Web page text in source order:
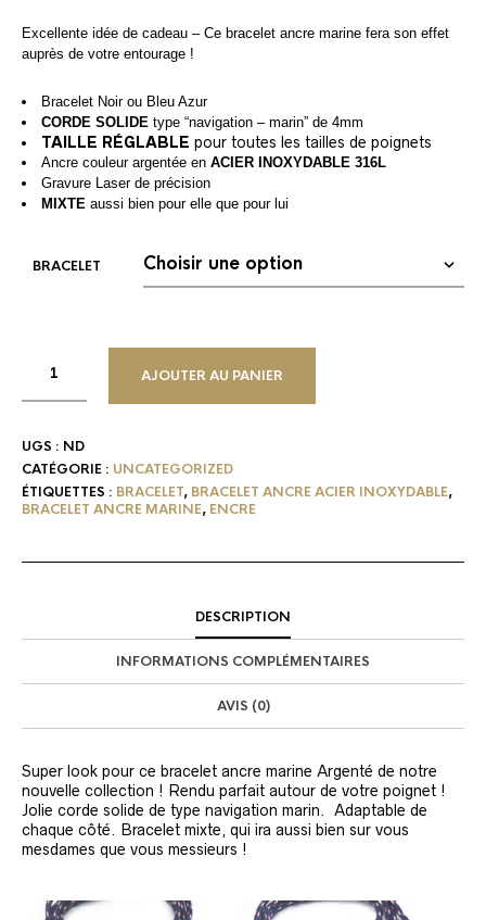
Excellente idée de cadeau – Ce bracelet ancre marine fera son effet
auprès de votre entourage !
Bracelet Noir ou Bleu Azur
CORDE SOLIDE type “navigation – marin” de 4mm
TAILLE RÉGLABLE pour toutes les tailles de poignets
Ancre couleur argentée en ACIER INOXYDABLE 316L
Gravure Laser de précision
MIXTE aussi bien pour elle que pour lui
BRACELET
AJOUTER AU PANIER
UGS : ND
CATÉGORIE : UNCATEGORIZED
ÉTIQUETTES : BRACELET, BRACELET ANCRE ACIER INOXYDABLE,
BRACELET ANCRE MARINE, ENCRE
DESCRIPTION
INFORMATIONS COMPLÉMENTAIRES
AVIS (0)
Super look pour ce bracelet ancre marine Argenté de notre
nouvelle collection ! Rendu parfait autour de votre poignet !
Jolie corde solide de type navigation marin. Adaptable de
chaque côté. Bracelet mixte, qui ira aussi bien sur vous
mesdames que vous messieurs !